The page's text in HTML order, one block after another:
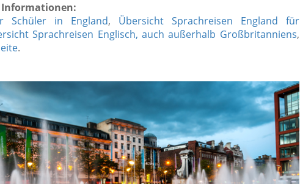
Schüler in England, Übersicht Sprachreisen England für
Sprachreisen Englisch, auch außerhalb Großbritanniens,
.